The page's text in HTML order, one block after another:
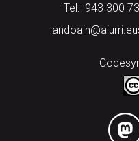
Tel.: 943 300